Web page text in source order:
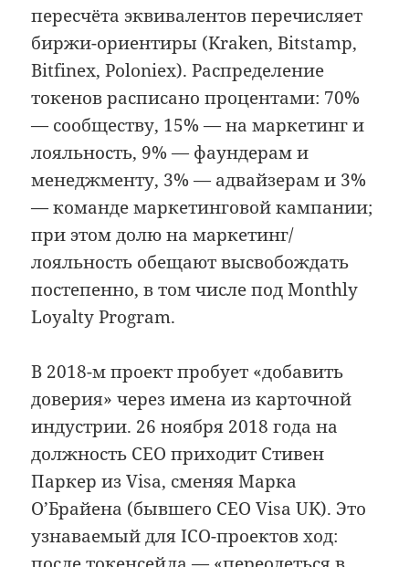
пересчёта эквивалентов перечисляет
биржи-ориентиры (Kraken, Bitstamp,
Bitfinex, Poloniex). Распределение
токенов расписано процентами: 70%
— сообществу, 15% — на маркетинг и
лояльность, 9% — фаундерам и
менеджменту, 3% — адвайзерам и 3%
— команде маркетинговой кампании;
при этом долю на маркетинг/
лояльность обещают высвобождать
постепенно, в том числе под Monthly
Loyalty Program.
В 2018-м проект пробует «добавить
доверия» через имена из карточной
индустрии. 26 ноября 2018 года на
должность CEO приходит Стивен
Паркер из Visa, сменяя Марка
О’Брайена (бывшего CEO Visa UK). Это
узнаваемый для ICO-проектов ход: